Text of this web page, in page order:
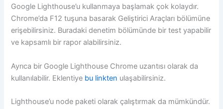
Google Lighthouse’u kullanmaya başlamak çok kolaydır.
Chrome’da F12 tuşuna basarak Geliştirici Araçları bölümüne
erişebilirsiniz. Buradaki denetim bölümünde bir test yapabilir
ve kapsamlı bir rapor alabilirsiniz.
Ayrıca bir Google Lighthouse Chrome uzantısı olarak da
kullanılabilir. Eklentiye bu linkten ulaşabilirsiniz.
Lighthouse’u node paketi olarak çalıştırmak da mümkündür.